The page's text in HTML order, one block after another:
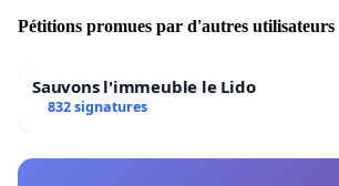
Pétitions promues par d'autres utilisateurs
Sauvons l'immeuble le Lido
832 signatures